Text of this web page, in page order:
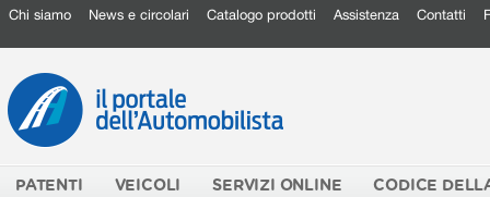
Chi siamo News e circolari Catalogo prodotti Assistenza Contatti
PATENTI VEICOLI SERVIZI ONLINE CODICE